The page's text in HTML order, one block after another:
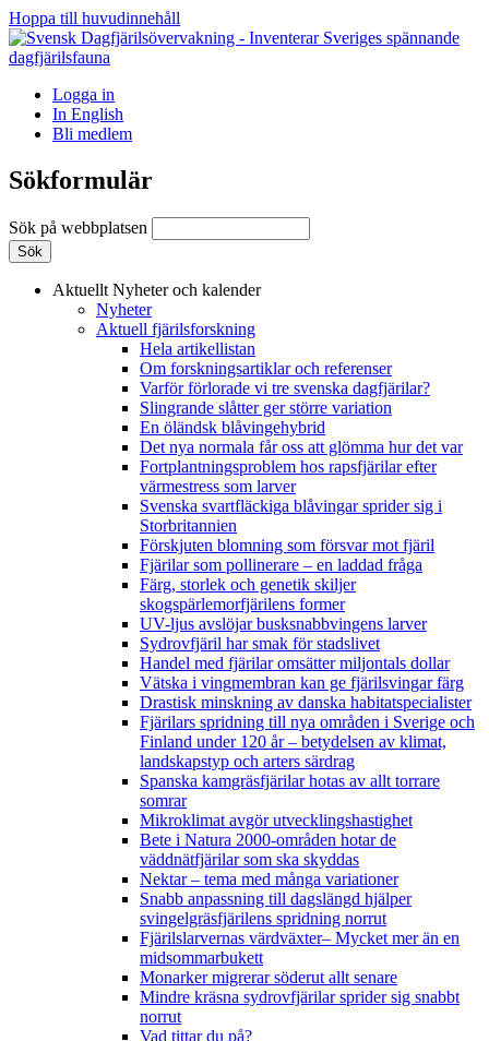
Hoppa till huvudinnehåll
Logga in
In English
Bli medlem
Sökformulär
Sök på webbplatsen
Aktuellt Nyheter och kalender
Nyheter
Aktuell fjärilsforskning
Hela artikellistan
Om forskningsartiklar och referenser
Varför förlorade vi tre svenska dagfjärilar?
Slingrande slåtter ger större variation
En öländsk blåvingehybrid
Det nya normala får oss att glömma hur det var
Fortplantningsproblem hos rapsfjärilar efter
värmestress som larver
Svenska svartfläckiga blåvingar sprider sig i
Storbritannien
Förskjuten blomning som försvar mot fjäril
Fjärilar som pollinerare – en laddad fråga
Färg, storlek och genetik skiljer
skogspärlemorfjärilens former
UV-ljus avslöjar busksnabbvingens larver
Sydrovfjäril har smak för stadslivet
Handel med fjärilar omsätter miljontals dollar
Vätska i vingmembran kan ge fjärilsvingar färg
Drastisk minskning av danska habitatspecialister
Fjärilars spridning till nya områden i Sverige och
Finland under 120 år– betydelsen av klimat,
landskapstyp och arters särdrag
Spanska kamgräsfjärilar hotas av allt torrare
somrar
Mikroklimat avgör utvecklingshastighet
Bete i Natura 2000-områden hotar de
väddnätfjärilar som ska skyddas
Nektar – tema med många variationer
Snabb anpassning till dagslängd hjälper
svingelgräsfjärilens spridning norrut
Fjärilslarvernas värdväxter– Mycket mer än en
midsommarbukett
Monarker migrerar söderut allt senare
Mindre kräsna sydrovfjärilar sprider sig snabbt
norrut
Vad tittar du på?